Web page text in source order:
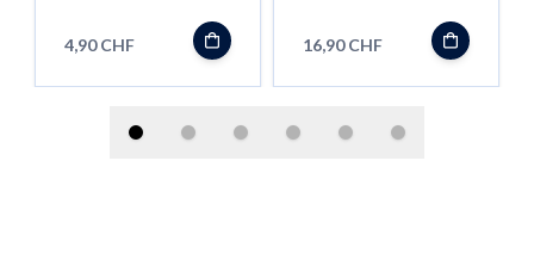
Mini/ Äris
4,90 CHF
FX Mini
16,90 CHF